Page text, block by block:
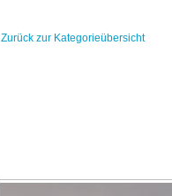
Zurück zur Kategorieübersicht